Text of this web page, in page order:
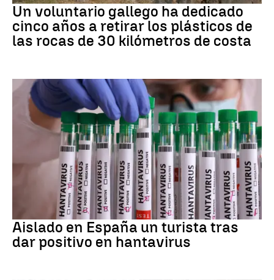
Un voluntario gallego ha dedicado
cinco años a retirar los plásticos de
las rocas de 30 kilómetros de costa
Aislado en España un turista tras
dar positivo en hantavirus